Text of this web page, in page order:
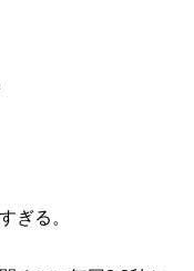
ぎる。